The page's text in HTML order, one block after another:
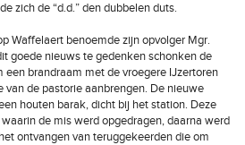
zich de “d.d.” den dubbelen duts.
Waffelaert benoemde zijn opvolger Mgr.
goede nieuws te gedenken schonken de
een brandraam met de vroegere IJzertoren
van de pastorie aanbrengen. De nieuwe
houten barak, dicht bij het station. Deze
de mis werd opgedragen, daarna werd
ontvangen van teruggekeerden die om